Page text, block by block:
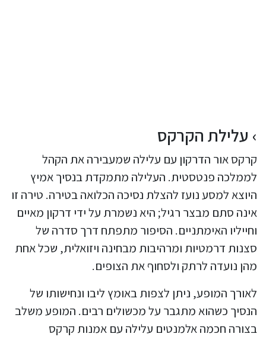
עלילת הקרקס
קרקס אור הדרקון עם עלילה שמעבירה את הקהל
לממלכה פנטסטית. העלילה מתמקדת בנסיך אמיץ
היוצא למסע נועז להצלת נסיכה הכלואה בטירה. טירה זו
אינה סתם מבצר רגיל; היא נשמרת על ידי דרקון מאיים
וחייליו האימתניים. הסיפור מתפתח דרך סדרה של
סצנות דרמטיות ומרהיבות מבחינה ויזואלית, שכל אחת
מהן נועדה לרתק ולסחוף את הצופים.
לאורך המופע, ניתן לצפות באומץ ליבו ונחישותו של
הנסיך כשהוא מתגבר על מכשולים רבים. המופע משלב
בצורה חכמה אלמנטים עלילה עם אמנות קרקס